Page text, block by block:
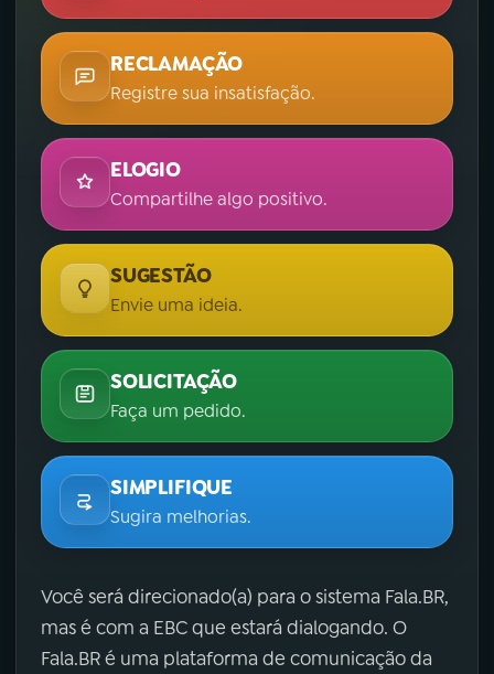
RECLAMAÇÃO
Registre sua insatisfação.
ELOGIO
Compartilhe algo positivo.
SUGESTÃO
Envie uma ideia.
SOLICITAÇÃO
Faça um pedido.
SIMPLIFIQUE
Sugira melhorias.
Você será direcionado(a) para o sistema Fala.BR,
mas é com a EBC que estará dialogando. O
Fala.BR é uma plataforma de comunicação da